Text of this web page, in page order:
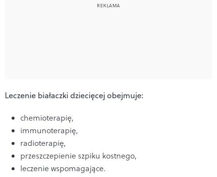
Leczenie białaczki dziecięcej obejmuje:
chemioterapię,
immunoterapię,
radioterapię,
przeszczepienie szpiku kostnego,
leczenie wspomagające.